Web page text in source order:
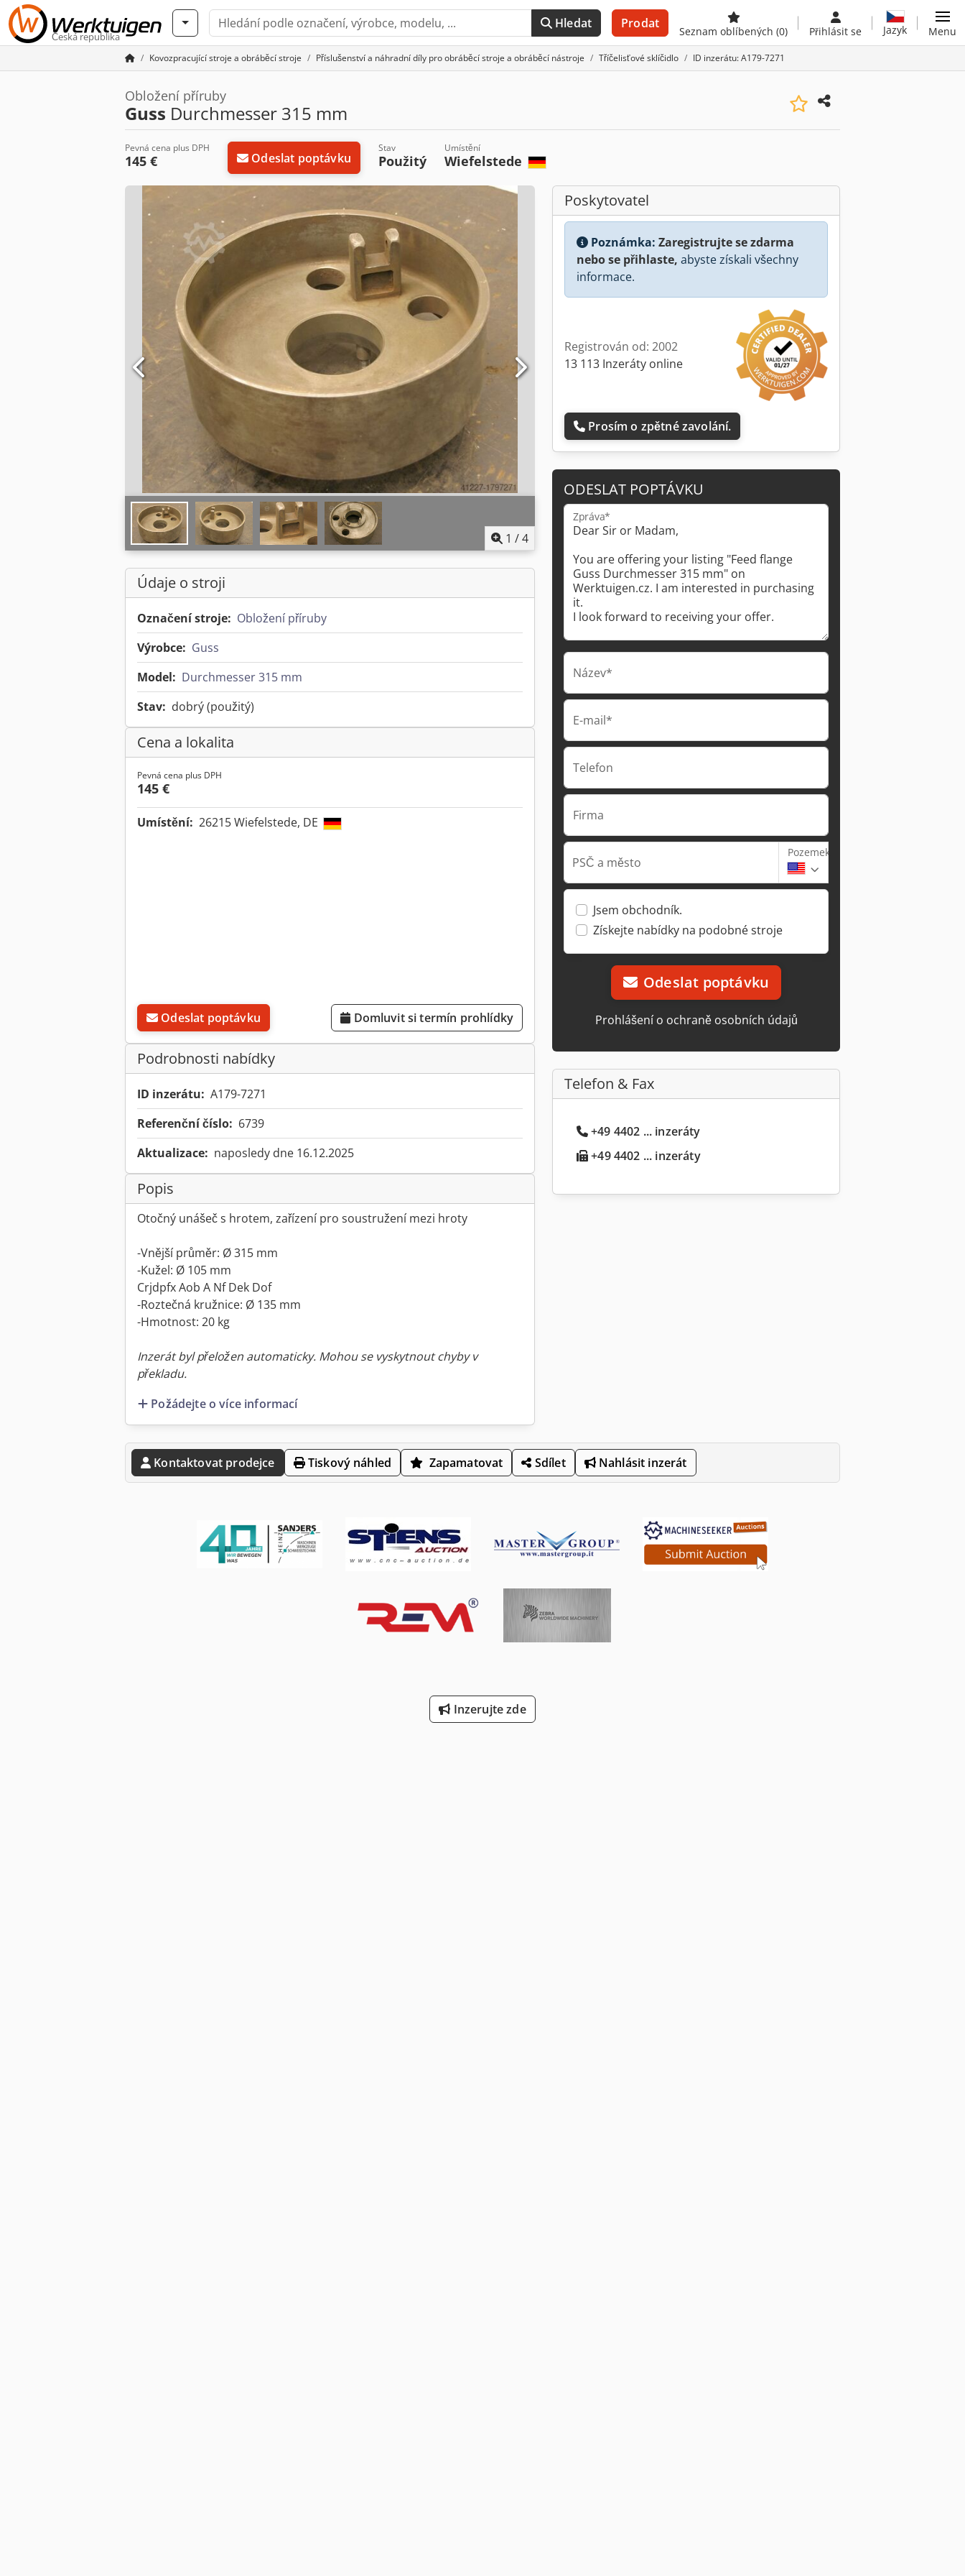
Česká republika
Hledat Prodat
Seznam oblíbených (0) Přihlásit se Jazyk Menu
Kovozpracující stroje a obráběcí stroje Příslušenství a náhradní díly pro obráběcí stroje a obráběcí nástroje Tříčelisťové sklíčidlo ID inzerátu: A179-7271
Obložení příruby
Guss Durchmesser 315 mm
Pevná cena plus DPH
145 € Odeslat poptávku
Stav
Použitý
Umístění
Wiefelstede
1 /4
Údaje o stroji
Označení stroje: Obložení příruby
Výrobce: Guss
Model: Durchmesser 315 mm
Stav: dobrý (použitý)
Cena a lokalita
Pevná cena plus DPH
145 €
Umístění: 26215 Wiefelstede, DE
Odeslat poptávku Domluvit si termín prohlídky
Podrobnosti nabídky
ID inzerátu: A179-7271
Referenční číslo: 6739
Aktualizace: naposledy dne 16.12.2025
Popis
Otočný unášeč s hrotem, zařízení pro soustružení mezi hroty
-Vnější průměr: Ø 315 mm
-Kužel: Ø 105 mm
Crjdpfx Aob A Nf Dek Dof
-Roztečná kružnice: Ø 135 mm
-Hmotnost: 20 kg
Inzerát byl přeložen automaticky. Mohou se vyskytnout chyby v
překladu.
Požádejte o více informací
Poskytovatel
Poznámka: Zaregistrujte se zdarma
nebo se přihlaste, abyste získali všechny
informace.
Registrován od: 2002
13 113 Inzeráty online
Prosím o zpětné zavolání.
ODESLAT POPTÁVKU
Zpráva*
Název*
E-mail*
Telefon
Firma
PSČ a město
Pozemek
Jsem obchodník.
Získejte nabídky na podobné stroje
Odeslat poptávku
Prohlášení o ochraně osobních údajů
Telefon & Fax
+49 4402 ... inzeráty
+49 4402 ... inzeráty
Kontaktovat prodejce Tiskový náhled Zapamatovat Sdílet Nahlásit inzerát
Inzerujte zde